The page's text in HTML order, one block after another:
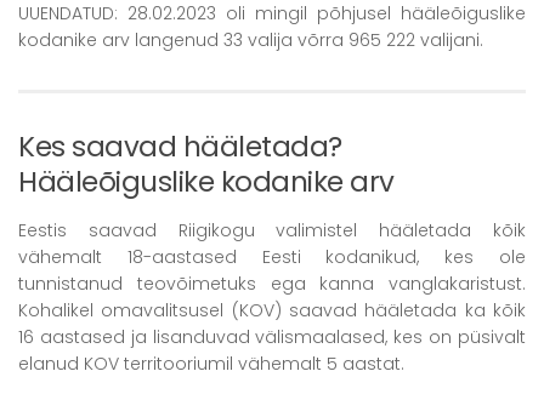
UUENDATUD: 28.02.2023 oli mingil põhjusel hääleõiguslike
kodanike arv langenud 33 valija võrra 965 222 valijani.
Kes saavad hääletada?
Hääleõiguslike kodanike arv
Eestis saavad Riigikogu valimistel hääletada kõik
vähemalt 18-aastased Eesti kodanikud, kes ole
tunnistanud teovõimetuks ega kanna vanglakaristust.
Kohalikel omavalitsusel (KOV) saavad hääletada ka kõik
16 aastased ja lisanduvad välismaalased, kes on püsivalt
elanud KOV territooriumil vähemalt 5 aastat.